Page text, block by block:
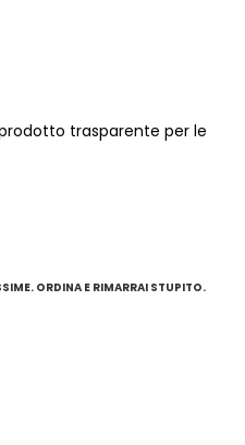
trasparente per le
ORDINA E RIMARRAI STUPITO.